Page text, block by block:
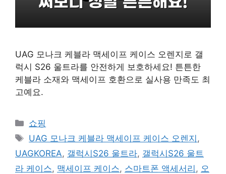
UAG 모나크 케블라 맥세이프 케이스 오렌지로 갤
럭시 S26 울트라를 안전하게 보호하세요! 튼튼한
케블라 소재와 맥세이프 호환으로 실사용 만족도 최
고예요.
카
테
리
쇼핑
태
그
UAG 모나크 케블라 맥세이프 케이스 오렌지 ,
UAGKOREA, 갤럭시S26 울트라, 갤럭시S26 울트
라 케이스, 맥세이프 케이스, 스마트폰 액세서리 , 오